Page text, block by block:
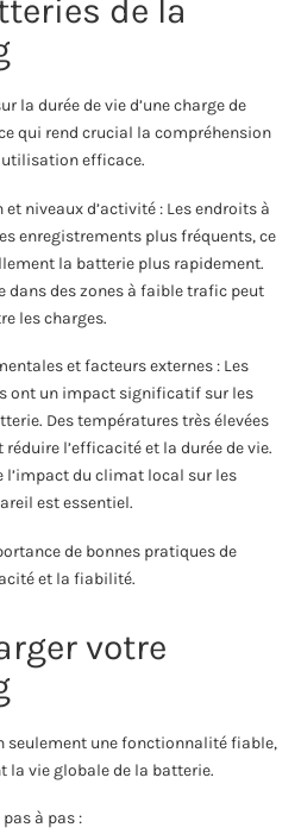
de la
la durée de vie d’une charge de
qui rend crucial la compréhension
utilisation efficace.
niveaux d’activité : Les endroits à
enregistrements plus fréquents, ce
la batterie plus rapidement.
dans des zones à faible trafic peut
les charges.
et facteurs externes : Les
ont un impact significatif sur les
Des températures très élevées
l’efficacité et la durée de vie.
l’impact du climat local sur les
est essentiel.
de bonnes pratiques de
et la fiabilité.
votre
seulement une fonctionnalité fiable,
la vie globale de la batterie.
à pas :